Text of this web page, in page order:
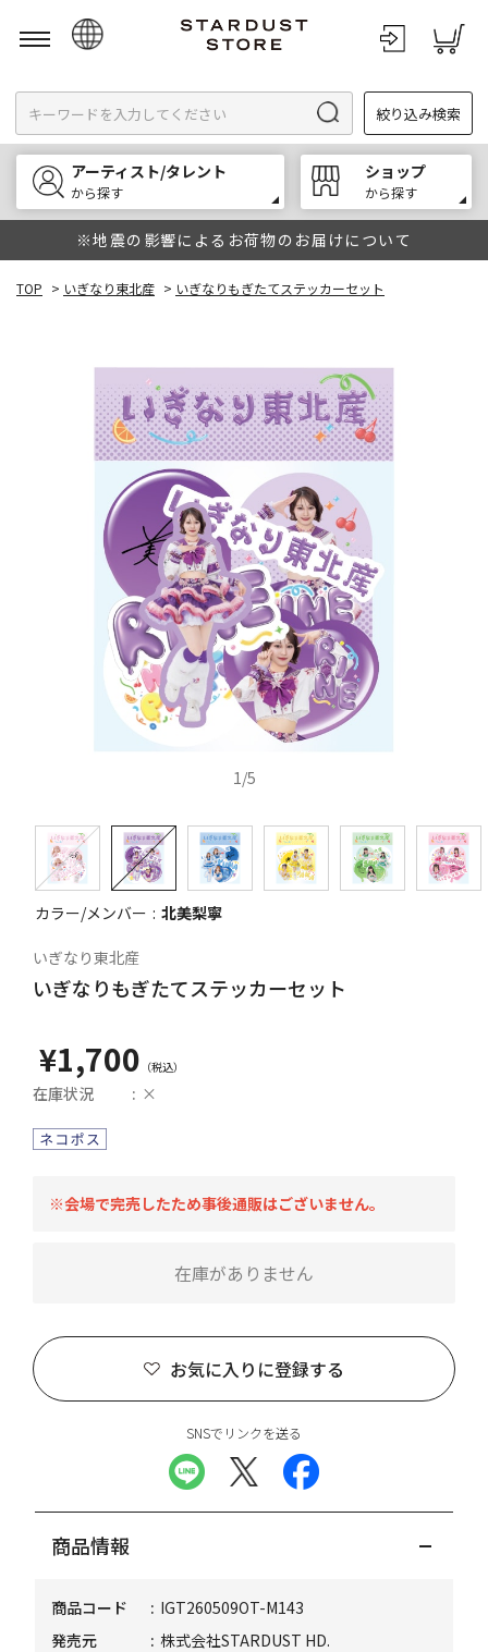
English
한국어
中文
絞り込み検索
アーティスト/タレント
から探す
ショップ
から探す
※地震の影響によるお荷物のお届けについて
TOP > いぎなり東北産 > いぎなりもぎたてステッカーセット
1/5
カラー/メンバー 北美梨寧
いぎなり東北産
いぎなりもぎたてステッカーセット
¥1,700
在庫状況 ×
※会場で完売したため事後通販はございません。
お気に入りに登録する
在庫がありません
SNSでリンクを送る
商品情報
商品コード
IGT260509OT-M143
発売元
株式会社STARDUST HD.